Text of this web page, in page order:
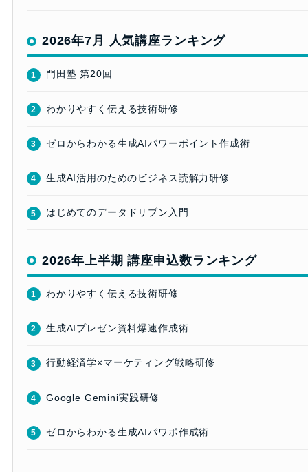
2026年7月 人気講座ランキング
1 門田塾 第20回
2 わかりやすく伝える技術研修
3 ゼロからわかる生成AIパワーポイント作成術
4 生成AI活用のためのビジネス読解力研修
5 はじめてのデータドリブン入門
2026年上半期 講座申込数ランキング
1 わかりやすく伝える技術研修
2 生成AIプレゼン資料爆速作成術
3 行動経済学×マーケティング戦略研修
4 Google Gemini実践研修
5 ゼロからわかる生成AIパワポ作成術